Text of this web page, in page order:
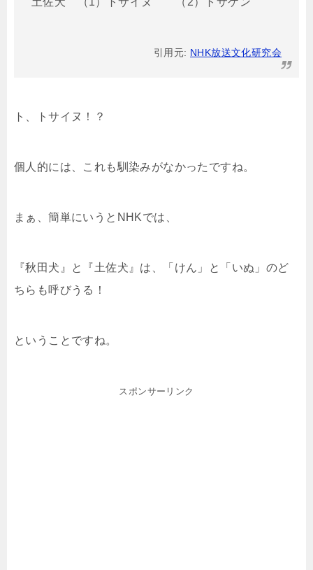
引用元: NHK放送文化研究会
ト、トサイヌ！？
個人的には、これも馴染みがなかったですね。
まぁ、簡単にいうとNHKでは、
『秋田犬』と『土佐犬』は、「けん」と「いぬ」のど
ちらも呼びうる！
ということですね。
スポンサーリンク